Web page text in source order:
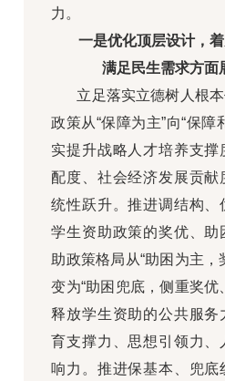
力。
一是优化顶层设计，
满足民生需求方面
立足落实立德树人根
政策从“保障为主”向“保障
实提升战略人才培养支撑
配度、社会经济发展贡献
统性跃升。推进调结构、
学生资助政策的奖优、助
助政策格局从“助困为主，
变为“助困兜底，侧重奖优
释放学生资助的公共服务
育支撑力、思想引领力、
响力。推进保基本、兜底